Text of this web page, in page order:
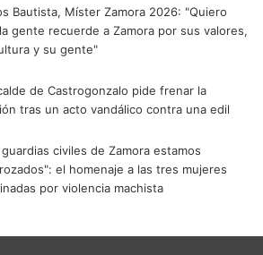
Bautista, Míster Zamora 2026: "Quiero
gente recuerde a Zamora por sus valores,
y su gente"
de Castrogonzalo pide frenar la
tras un acto vandálico contra una edil
civiles de Zamora estamos
el homenaje a las tres mujeres
por violencia machista